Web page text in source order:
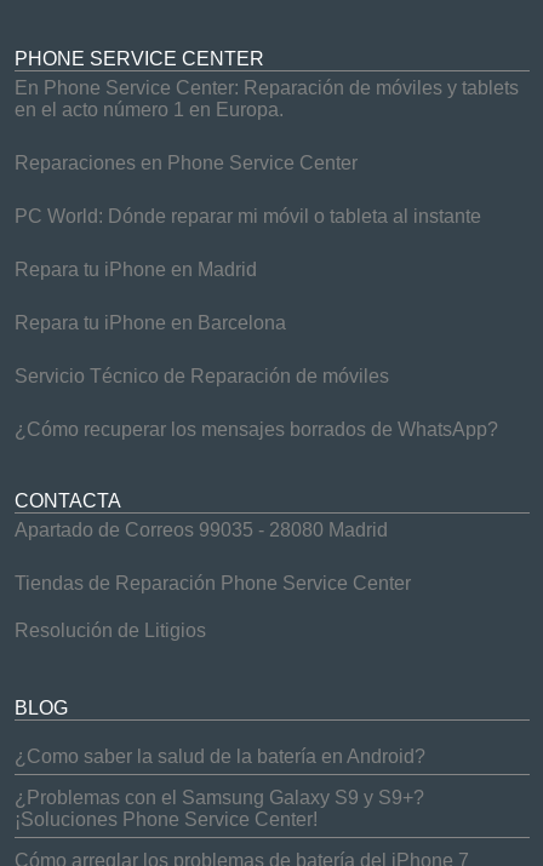
PHONE SERVICE CENTER
En Phone Service Center: Reparación de móviles y tablets
en el acto número 1 en Europa.
Reparaciones en Phone Service Center
PC World: Dónde reparar mi móvil o tableta al instante
Repara tu iPhone en Madrid
Repara tu iPhone en Barcelona
Servicio Técnico de Reparación de móviles
¿Cómo recuperar los mensajes borrados de WhatsApp?
CONTACTA
Apartado de Correos 99035 - 28080 Madrid
Tiendas de Reparación Phone Service Center
Resolución de Litigios
BLOG
¿Como saber la salud de la batería en Android?
¿Problemas con el Samsung Galaxy S9 y S9+?
¡Soluciones Phone Service Center!
Cómo arreglar los problemas de batería del iPhone 7